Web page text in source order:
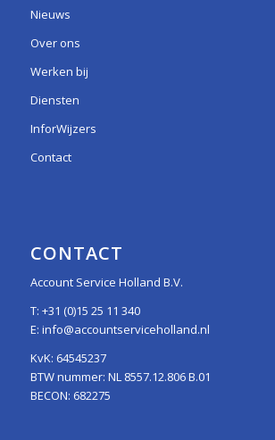
Nieuws
Over ons
Werken bij
Diensten
InforWijzers
Contact
CONTACT
Account Service Holland B.V.
T: +31 (0)15 25 11 340
E: info@accountserviceholland.nl
KvK: 64545237
BTW nummer: NL 8557.12.806 B.01
BECON: 682275